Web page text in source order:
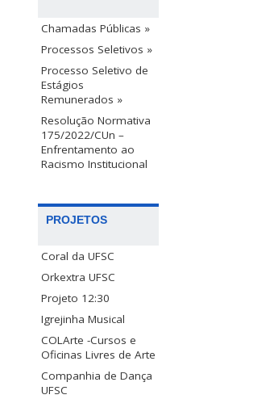
Chamadas Públicas »
Processos Seletivos »
Processo Seletivo de
Estágios
Remunerados »
Resolução Normativa
175/2022/CUn –
Enfrentamento ao
Racismo Institucional
PROJETOS
Coral da UFSC
Orkextra UFSC
Projeto 12:30
Igrejinha Musical
COLArte -Cursos e
Oficinas Livres de Arte
Companhia de Dança
UFSC